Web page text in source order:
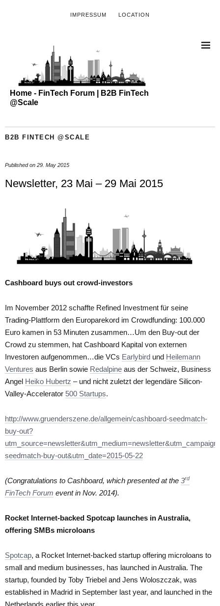
IMPRESSUM LOCATION
Home - FinTech Forum | B2B FinTech
@Scale
B2B FINTECH @SCALE
Published on 29. May 2015
Newsletter, 23 Mai – 29 Mai 2015
Cashboard buys out crowd-investors
Im November 2012 schaffte Refined Investment für seine
Trading-Plattform den Europarekord im Crowdfunding: 100.000
Euro kamen in 53 Minuten zusammen…Um den Buy-out der
Crowd zu stemmen, hat Cashboard Kapital von externen
Investoren aufgenommen…die VCs Earlybird und Heilemann
Ventures aus Berlin sowie Redalpine aus der Schweiz, Business
Angel Heiko Hubertz – und nicht zuletzt der legendäre Silicon-
Valley-Accelerator 500 Startups.
http://www.gruenderszene.de/allgemein/cashboard-seedmatch-
buy-out?
seedmatch-buy-out&utm_date=2015-05-22
(Congratulations to Cashboard, which presented at the 3rd
FinTech Forum event in Nov. 2014).
Rocket Internet-backed Spotcap launches in Australia,
offering SMBs microloans
Spotcap, a Rocket Internet-backed startup offering microloans to
small and medium businesses, has launched in Australia. The
startup, founded by Toby Triebel and Jens Woloszczak, was
established in Madrid in September last year, and launched in the
Netherlands earlier this year.